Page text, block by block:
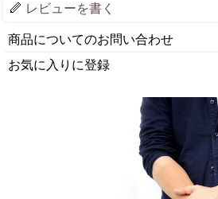
レビューを書く
商品についてのお問い合わせ
お気に入りに登録